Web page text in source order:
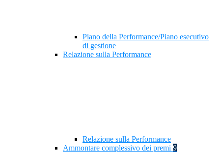
Piano della Performance/Piano esecutivo
di gestione
Relazione sulla Performance
Relazione sulla Performance
Ammontare complessivo dei premi 9